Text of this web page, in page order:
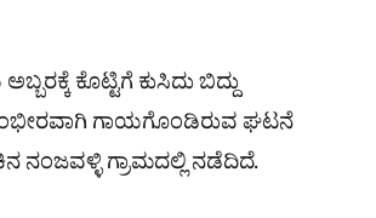
ಕೊಟ್ಟಿಗೆ ಕುಸಿದು ಬಿದ್ದು
ಗಾಯಗೊಂಡಿರುವ ಘಟನೆ
ನಂಜವಳ್ಳಿ ಗ್ರಾಮದಲ್ಲಿ ನಡೆದಿದೆ.